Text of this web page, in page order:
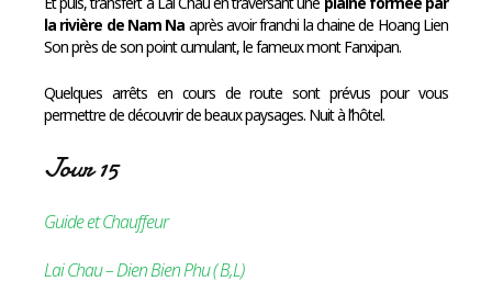
la rivière de Nam Na après avoir franchi la chaine de Hoang Lien
Son près de son point cumulant, le fameux mont Fanxipan.
Quelques arrêts en cours de route sont prévus pour vous
permettre de découvrir de beaux paysages. Nuit à l’hôtel.
Jour 15
Guide et Chauffeur
Lai Chau – Dien Bien Phu ( B,L)